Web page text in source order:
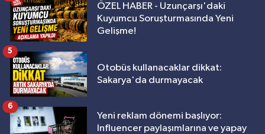
ÖZEL HABER - Uzunçarşı'daki
Kuyumcu Soruşturmasında Yeni
Gelişme!
Otobüs kullanacaklar dikkat:
Sakarya'da durmayacak
5
Yeni reklam dönemi başlıyor:
Influencer paylaşımlarına ve yapay
6